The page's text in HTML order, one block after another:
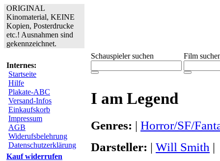
ORIGINAL
Kinomaterial, KEINE
Kopien, Posterdrucke
etc.! Ausnahmen sind
gekennzeichnet.
Internes:
Startseite
Hilfe
Plakate-ABC
Versand-Infos
Einkaufskorb
Impressum
AGB
Widerufsbelehrung
Datenschutzerklärung
Kauf widerrufen
Schauspieler suchen Film
I am Legend
Genres: | Horror/SF/
Darsteller: | Will Smith |